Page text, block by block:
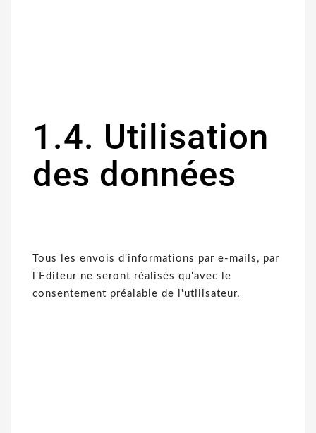
1.4. Utilisation
des données
Tous les envois d'informations par e-mails, par
l'Editeur ne seront réalisés qu'avec le
consentement préalable de l'utilisateur.